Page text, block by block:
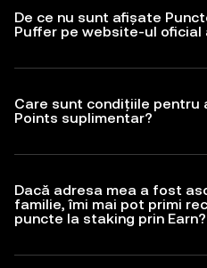
De ce nu sunt afișate
Puffer pe website-ul oficial
Care sunt condițiile pentru
Points suplimentar?
Dacă adresa mea a fost
familie, îmi mai pot primi
puncte la staking prin Earn?